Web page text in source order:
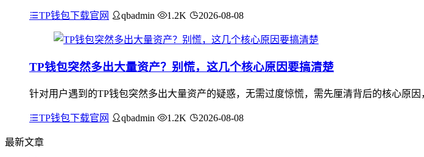
TP钱包下载官网 qbadmin 1.2K 2026-08-08
TP钱包突然多出大量资产？别慌，这几个核心原因要搞清楚
针对用户遇到的TP钱包突然多出大量资产的疑惑，无需过度惊慌，需先厘清背后的核心原
TP钱包下载官网 qbadmin 1.2K 2026-08-08
最新文章